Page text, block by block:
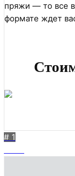
пряжи — то все
формате ждет
# 1